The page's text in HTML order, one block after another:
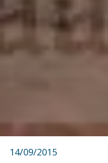
14/09/2015